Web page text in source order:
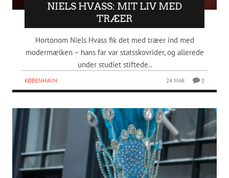
NIELS HVASS: MIT LIV MED
TRÆER
Hortonom Niels Hvass fik det med træer ind med
modermælken – hans far var statsskovrider, og allerede
under studiet stiftede..
KØBENHAVN 24 MAR 0